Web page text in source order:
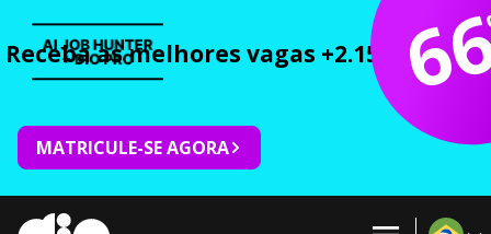
Receba as melhores vagas +2.150 cursos
MATRICULE-SE AGORA